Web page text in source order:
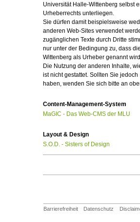
Universität Halle-Wittenberg selbst
Urheberrechts unterliegen.
Sie dürfen damit beispielsweise
anderen Web-Sites verwendet
zugänglichen Texte durch Dritte
nur unter der Bedingung zu, dass
Wittenberg als Urheber genannt
Die Nutzung der anderen Inhalte,
ist nicht gestattet. Sollten Sie
haben, wenden Sie sich bitte an
Content-Management-System
MaGIC - Das Web-CMS der MLU
Layout & Design
S.O.D. - Sisters of Design
Barrierefreiheit Datenschutz